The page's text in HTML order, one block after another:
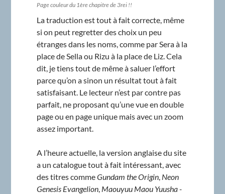
Page couleur du 1ère chapitre de 3rei !!
La traduction est tout à fait correcte, même
si on peut regretter des choix un peu
étranges dans les noms, comme par Sera à la
place de Sella ou Rizu à la place de Liz. Cela
dit, je tiens tout de même à saluer l’effort
parce qu’on a sinon un résultat tout à fait
satisfaisant. Le lecteur n’est par contre pas
parfait, ne proposant qu’une vue en double
page ou en page unique mais avec un zoom
assez important.
A l’heure actuelle, la version anglaise du site
a un catalogue tout à fait intéressant, avec
des titres commeGundam the Origin, Neon
Genesis Evangelion, Maouyuu Maou Yuusha -